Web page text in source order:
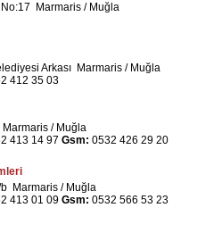
No:17 Marmaris / Muğla
Arkası Marmaris / Muğla
412 35 03
/ Muğla
413 14 97 Gsm: 0532 426 29 20
b Marmaris / Muğla
413 01 09 Gsm: 0532 566 53 23